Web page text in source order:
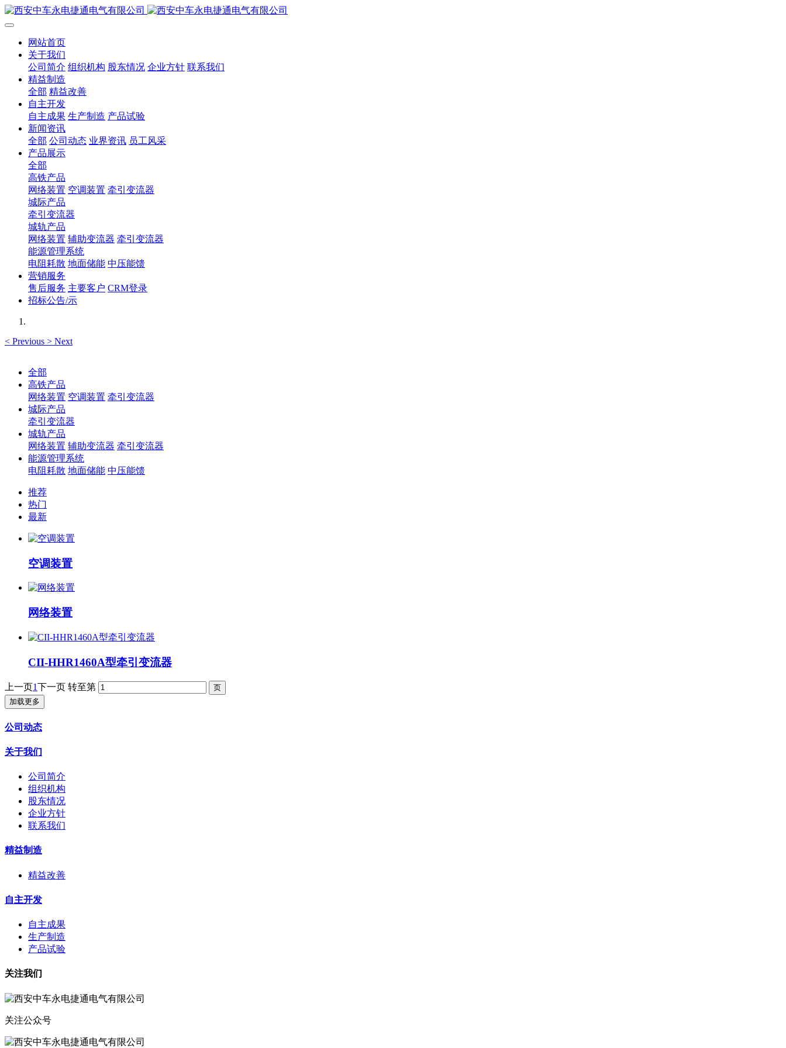
网站首页
关于我们
公司简介 组织机构 股东情况 企业方针 联系我们
精益制造
全部 精益改善
自主开发
自主成果 生产制造 产品试验
新闻资讯
全部 公司动态 业界资讯 员工风采
产品展示
全部
高铁产品
网络装置 空调装置 牵引变流器
城际产品
牵引变流器
城轨产品
网络装置 辅助变流器 牵引变流器
能源管理系统
电阻耗散 地面储能 中压能馈
营销服务
售后服务 主要客户 CRM登录
招标公告/示
< Previous > Next
全部
高铁产品
网络装置 空调装置 牵引变流器
城际产品
牵引变流器
城轨产品
网络装置 辅助变流器 牵引变流器
能源管理系统
电阻耗散 地面储能 中压能馈
推荐
热门
最新
空调装置
网络装置
CII-HHR1460A型牵引变流器
上一页1下一页 转至第
加载更多
公司动态
关于我们
公司简介
组织机构
股东情况
企业方针
联系我们
精益制造
精益改善
自主开发
自主成果
生产制造
产品试验
关注我们
关注公众号